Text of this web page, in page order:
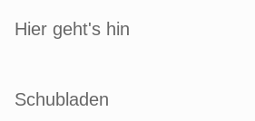
Sidebar
Hier geht's hin
Schubladen